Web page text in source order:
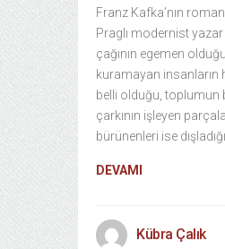
Franz Kafka’nın
Praglı modernist
çağının egemen
kuramayan insanların
belli olduğu, toplumun
çarkının işleyen
bürünenleri ise
DEVAMI
Kübra Çalık